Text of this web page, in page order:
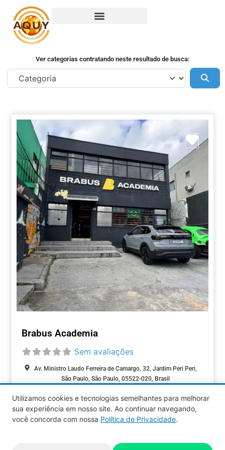
Ver categorias contratando neste resultado de busca:
Brabus Academia
Sem avaliações
Av. Ministro Laudo Ferreira de Camargo, 32, Jardim Peri Peri,
São Paulo, São Paulo, 05522-020, Brasil
FITNESS / BEM-
ESTAR
Utilizamos cookies e tecnologias semelhantes para melhorar
sua experiência em nosso site. Ao continuar navegando,
você concorda com nossa Política de Privacidade.